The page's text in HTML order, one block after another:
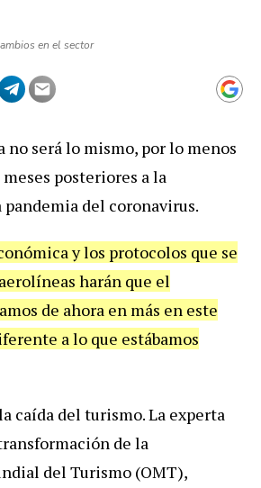
en el sector
no será lo mismo, por lo menos
posteriores a la
del coronavirus.
y los protocolos que se
harán que el
de ahora en más en este
a lo que estábamos
caída del turismo. La experta
de la
del Turismo (OMT),